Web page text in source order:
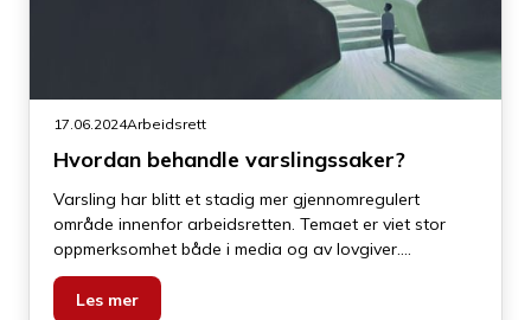
17.06.2024Arbeidsrett
Hvordan behandle varslingssaker?
Varsling har blitt et stadig mer gjennomregulert
område innenfor arbeidsretten. Temaet er viet stor
oppmerksomhet både i media og av lovgiver.
Varslingsinstituttet springer ut av ytringsfriheten og
knytter seg til alle arbeidstakeres rett til å si fra om
Les mer